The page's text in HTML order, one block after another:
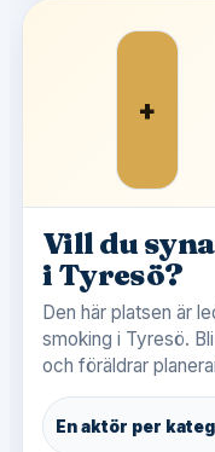
+
Vill du
i Tyresö?
Den här platsen är
smoking i Tyresö.
och föräldrar
En aktör per